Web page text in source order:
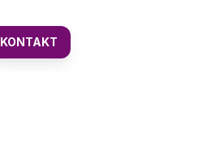
KONTAKT